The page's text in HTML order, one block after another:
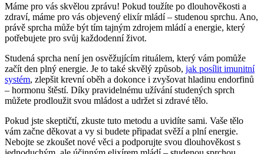
Máme pro vás skvělou zprávu! Pokud toužíte po dlouhověkosti a
zdraví, máme pro vás objevený elixír mládí – studenou sprchu. Ano,
právě sprcha může být tím tajným zdrojem mládí a energie, který
potřebujete pro svůj každodenní život.
Studená sprcha není jen osvěžujícím rituálem, který vám pomůže
začít den plný energie. Je to také skvělý způsob, jak posílit imunitní
systém, zlepšit krevní oběh a dokonce i zvyšovat hladinu endorfinů
– hormonu štěstí. Díky pravidelnému užívání studených sprch
můžete prodloužit svou mládost a udržet si zdravé tělo.
Pokud jste skeptičtí, zkuste tuto metodu a uvidíte sami. Vaše tělo
vám začne děkovat a vy si budete připadat svěží a plní energie.
Nebojte se zkoušet nové věci a podporujte svou dlouhověkost s